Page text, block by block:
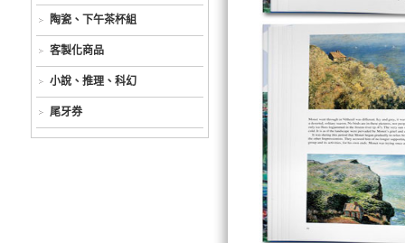
陶瓷、下午茶杯組
客製化商品
小說、推理、科幻
尾牙券